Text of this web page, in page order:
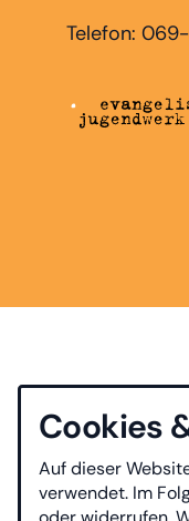
Telefon:
Cookies
Auf dieser
verwendet. Im